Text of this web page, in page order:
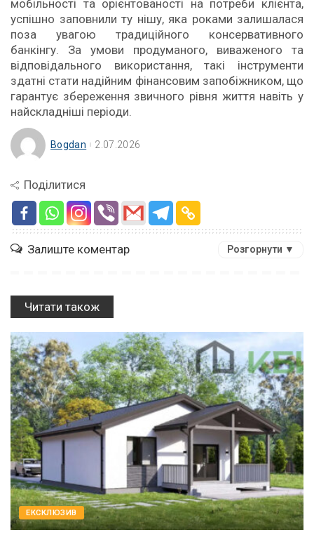
мобільності та орієнтованості на потреби клієнта,
успішно заповнили ту нішу, яка роками залишалася
поза увагою традиційного консервативного
банкінгу. За умови продуманого, виваженого та
відповідального використання, такі інструменти
здатні стати надійним фінансовим запобіжником, що
гарантує збереження звичного рівня життя навіть у
найскладніші періоди.
Bogdan 2.07.2026
Поділитися
Залиште коментар Розгорнути ▼
Читати також
EКСКЛЮЗИВ